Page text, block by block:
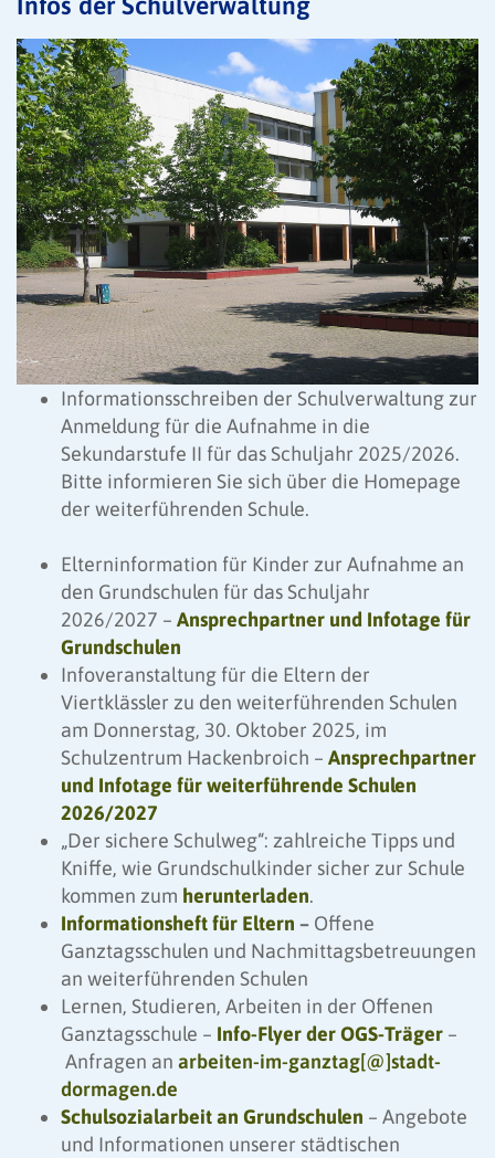
Informationsschreiben der Schulverwaltung zur
Anmeldung für die Aufnahme in die
Sekundarstufe II für das Schuljahr 2025/2026.
Bitte informieren Sie sich über die Homepage
der weiterführenden Schule.
Elterninformation für Kinder zur Aufnahme an
den Grundschulen für das Schuljahr
2026/2027 – Ansprechpartner und Infotage für
Grundschulen
Infoveranstaltung für die Eltern der
Viertklässler zu den weiterführenden Schulen
am Donnerstag, 30. Oktober 2025, im
Schulzentrum Hackenbroich – Ansprechpartner
und Infotage für weiterführende Schulen
2026/2027
„Der sichere Schulweg“: zahlreiche Tipps und
Kniffe, wie Grundschulkinder sicher zur Schule
kommen zum herunterladen.
Informationsheft für Eltern – Offene
Ganztagsschulen und Nachmittagsbetreuungen
an weiterführenden Schulen
Lernen, Studieren, Arbeiten in der Offenen
Ganztagsschule – Info-Flyer der OGS-Träger –
Anfragen an arbeiten-im-ganztag[@]stadt-
dormagen.de
Schulsozialarbeit an Grundschulen – Angebote
und Informationen unserer städtischen